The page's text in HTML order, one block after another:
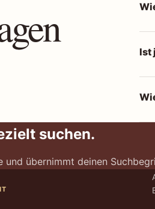
Ist
suchen.
und übernimmt deinen